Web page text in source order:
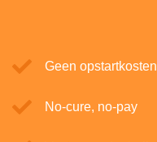
Geen opstartkosten
No-cure, no-pay